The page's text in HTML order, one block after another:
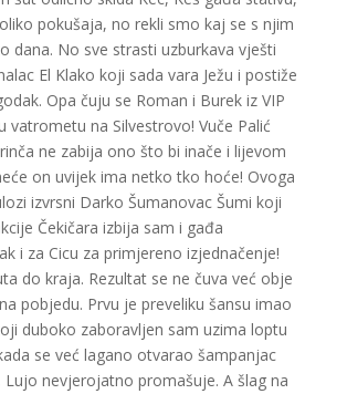
pokušaja, no rekli smo kaj se s njim
dana. No sve strasti uzburkava vješti
El Klako koji sada vara Ježu i postiže
Opa čuju se Roman i Burek iz VIP
vatrometu na Silvestrovo! Vuče Palić
ne zabija ono što bi inače i lijevom
on uvijek ima netko tko hoće! Ovoga
izvrsni Darko Šumanovac Šumi koji
Čekičara izbija sam i gađa
i za Cicu za primjereno izjednačenje!
do kraja. Rezultat se ne čuva već obje
pobjedu. Prvu je preveliku šansu imao
duboko zaboravljen sam uzima loptu
se već lagano otvarao šampanjac
Lujo nevjerojatno promašuje. A šlag na